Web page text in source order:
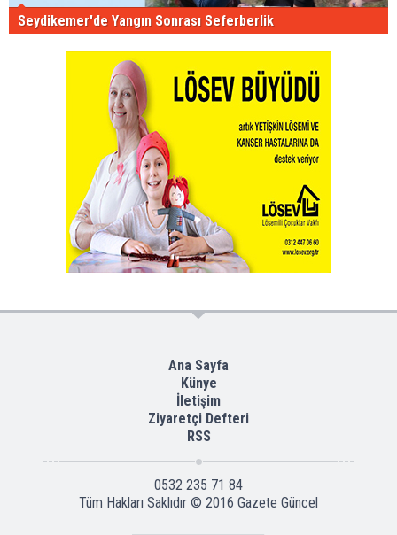
Seydikemer'de Yangın Sonrası Seferberlik
Ana Sayfa
Künye
İletişim
Ziyaretçi Defteri
RSS
0532 235 71 84
Tüm Hakları Saklıdır © 2016 Gazete Güncel